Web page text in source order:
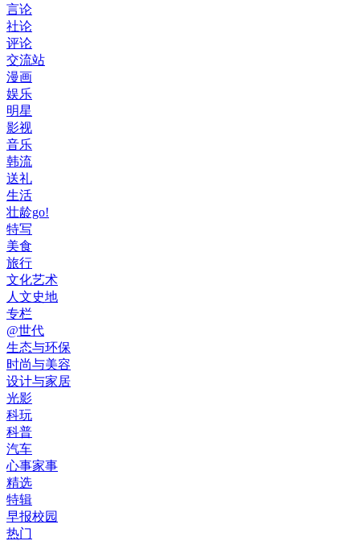
言论
社论
评论
交流站
漫画
娱乐
明星
影视
音乐
韩流
送礼
生活
壮龄go!
特写
美食
旅行
文化艺术
人文史地
专栏
@世代
生态与环保
时尚与美容
设计与家居
光影
科玩
科普
汽车
心事家事
精选
特辑
早报校园
热门